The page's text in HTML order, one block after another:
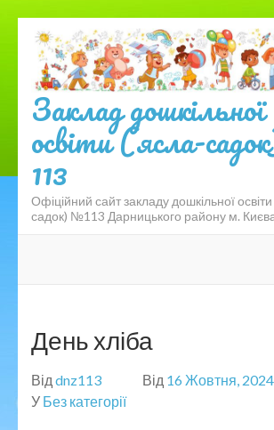
Перейти
вмісту
(натисніть
Enter)
Заклад дошкільної
освіти (ясла-
113
Офіційний сайт закладу дошкільної
садок) №113 Дарницького району м.
День хліба
Від dnz113 Від 16 Жовтня, 2024
У Без категорії